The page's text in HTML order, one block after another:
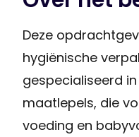
Deze
hygiënische
gespecialiseerd
maatlepels, die
voeding en